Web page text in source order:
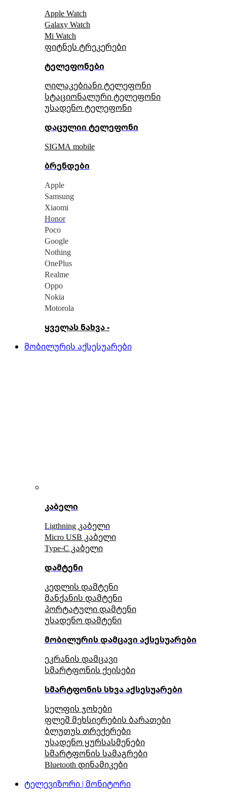
Apple Watch
Galaxy Watch
Mi Watch
ფიტნეს ტრეკერები
ტელეფონები
ღილაკებიანი ტელეფონი
სტაციონალური ტელეფონი
უსადენო ტელეფონი
დაცულიი ტელეფონი
SIGMA mobile
ბრენდები
Apple
Samsung
Xiaomi
Honor
Poco
Google
Nothing
OnePlus
Realme
Oppo
Nokia
Motorola
ყველას ნახვა -
მობილურის აქსესუარები
კაბელი
Ligthning კაბელი
Micro USB კაბელი
Type-C კაბელი
დამტენი
კედლის დამტენი
მანქანის დამტენი
პორტატული დამტენი
უსადენო დამტენი
მობილურის დამცავი აქსესუარები
ეკრანის დამცავი
სმარტფონის ქეისები
სმარტფონის სხვა აქსესუარები
სელფის ჯოხები
ფლეშ მეხსიერების ბარათები
ბლუთუს თრექერები
უსადენო ყურსასმენები
სმარტფონის სამაგრები
Bluetooth დინამიკები
ტელევიზორი | მონიტორი